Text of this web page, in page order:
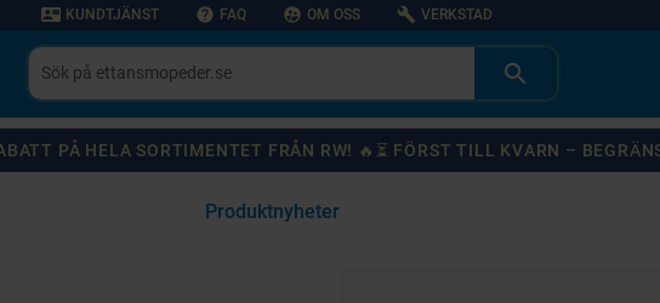
contact_mail KUNDTJÄNST help FAQ supervised_user_circle OM OSS build VERKSTAD
PÅ HELA SORTIMENTET FRÅN RW! 🔥⏳ FÖRST TILL KVARN –
KANSKE NÅGON AV DESSA PRODUKTER KAN INTRESSERA DIG?
Produktnyheter